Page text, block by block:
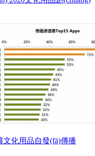
文化用品自發(fā)傳播